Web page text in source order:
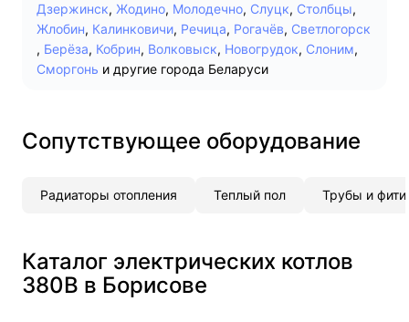
Дзержинск, Жодино, Молодечно, Слуцк, Столбцы,
Жлобин, Калинковичи, Речица, Рогачёв, Светлогорск
, Берёза, Кобрин, Волковыск, Новогрудок, Слоним,
Сморгонь и другие города Беларуси
Сопутствующее оборудование
Радиаторы отопления Теплый пол Трубы и
Каталог электрических котлов
380В в Борисове